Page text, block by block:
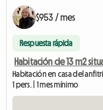
$953 / mes
Respuesta rápida
Habitación de 13 m2
Habitación en casa del
1 pers. | 1 mes mínimo